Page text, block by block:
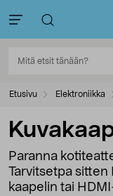
Etusivu Elektroniikka
Paranna
Tarvitsetpa sitten
kaapelin tai